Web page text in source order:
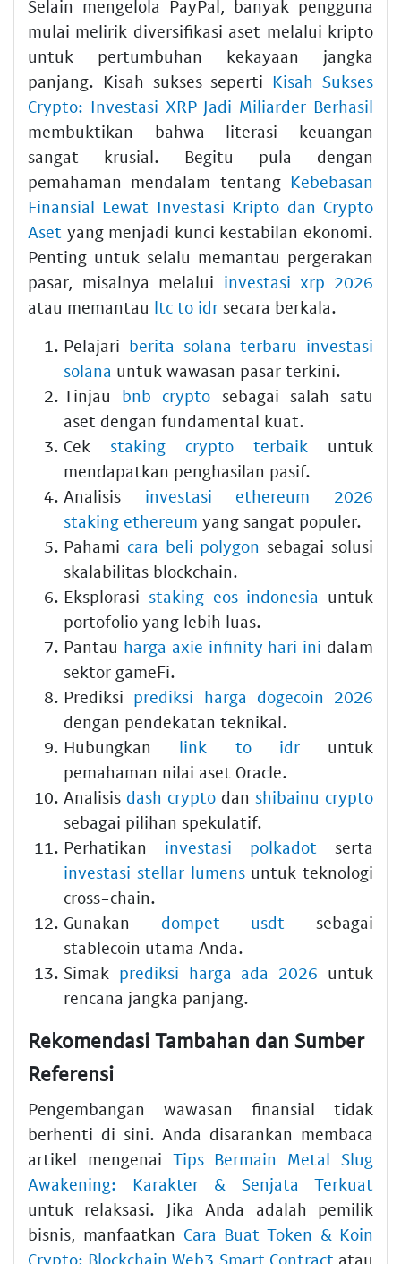
Selain mengelola PayPal, banyak pengguna
mulai melirik diversifikasi aset melalui kripto
untuk pertumbuhan kekayaan jangka
panjang. Kisah sukses seperti Kisah Sukses
Crypto: Investasi XRP Jadi Miliarder Berhasil
membuktikan bahwa literasi keuangan
sangat krusial. Begitu pula dengan
pemahaman mendalam tentang Kebebasan
Finansial Lewat Investasi Kripto dan Crypto
Aset yang menjadi kunci kestabilan ekonomi.
Penting untuk selalu memantau pergerakan
pasar, misalnya melalui investasi xrp 2026
atau memantau ltc to idr secara berkala.
Pelajari berita solana terbaru investasi
solana untuk wawasan pasar terkini.
Tinjau bnb crypto sebagai salah satu
aset dengan fundamental kuat.
Cek staking crypto terbaik untuk
mendapatkan penghasilan pasif.
Analisis investasi ethereum 2026
staking ethereum yang sangat populer.
Pahami cara beli polygon sebagai solusi
skalabilitas blockchain.
Eksplorasi staking eos indonesia untuk
portofolio yang lebih luas.
Pantau harga axie infinity hari ini dalam
sektor gameFi.
Prediksi prediksi harga dogecoin 2026
dengan pendekatan teknikal.
Hubungkan link to idruntuk
pemahaman nilai aset Oracle.
Analisis dash crypto dan shibainu crypto
sebagai pilihan spekulatif.
Perhatikan investasi polkadot serta
investasi stellar lumensuntuk teknologi
cross-chain.
Gunakan dompet usdt sebagai
stablecoin utama Anda.
Simak prediksi harga ada 2026 untuk
rencana jangka panjang.
Rekomendasi Tambahan dan Sumber
Referensi
Pengembangan wawasan finansial tidak
berhenti di sini. Anda disarankan membaca
artikel mengenai Tips Bermain Metal Slug
Awakening: Karakter & Senjata Terkuat
untuk relaksasi. Jika Anda adalah pemilik
bisnis, manfaatkan Cara Buat Token & Koin
Crypto: Blockchain Web3 Smart Contract atau